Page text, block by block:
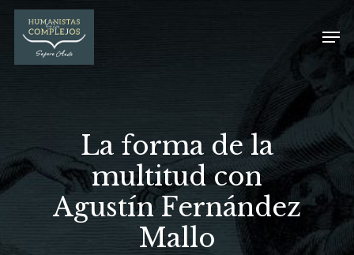
La forma de la
multitud con
Agustín Fernández
Mallo